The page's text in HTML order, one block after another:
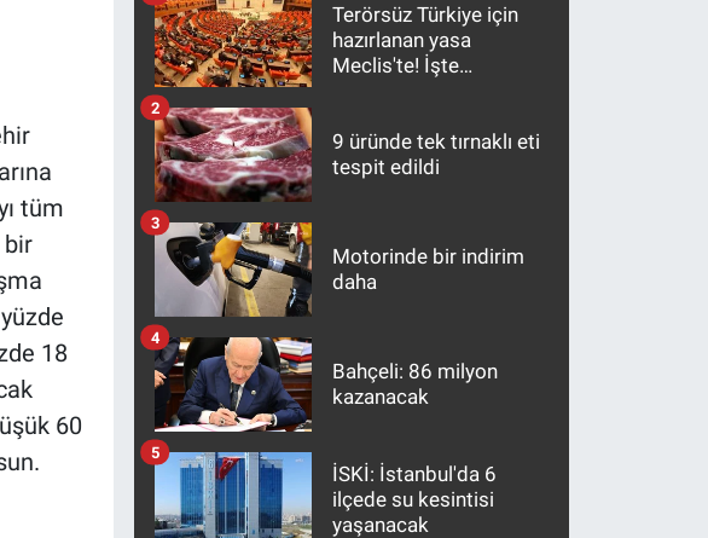
tüm
bir
18
60
Terörsüz Türkiye için
hazırlanan yasa
Meclis'te! İşte
9 üründe tek tırnaklı eti
tespit edildi
2
Motorinde bir indirim
daha
3
Bahçeli: 86 milyon
kazanacak
4
İSKİ: İstanbul'da 6
ilçede su kesintisi
yaşanacak
5